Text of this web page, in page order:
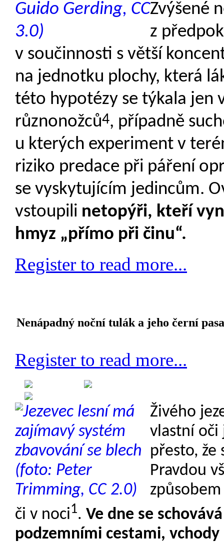
Zvýšené
z
v součinnosti s větší
na jednotku plochy, která
této hypotézy se týkala jen
různonožců4, případně
u kterých experiment v
riziko predace při páření
se vyskytujícím jedincům.
vstoupili netopýři, kteří
hmyz „přímo při činu“.
Register to read more...
Nenápadný noční tulák a jeho černí
Register to read more...
Živého
vlastní oči
přesto, že
Pravdou
způsobem
či v noci1. Ve dne se
podzemními cestami,